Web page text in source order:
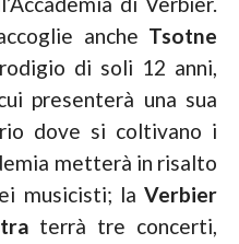
anche Tsotne
di soli 12 anni,
presenterà una sua
dove si coltivano i
metterà in risalto
musicisti; laVerbier
terrà tre concerti,